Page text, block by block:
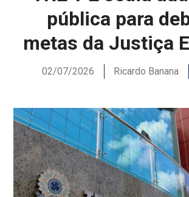
pública para
metas da Justiça
02/07/2026 Ricardo Banana